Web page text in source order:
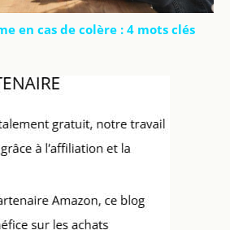
en cas de colère : 4 mots clés